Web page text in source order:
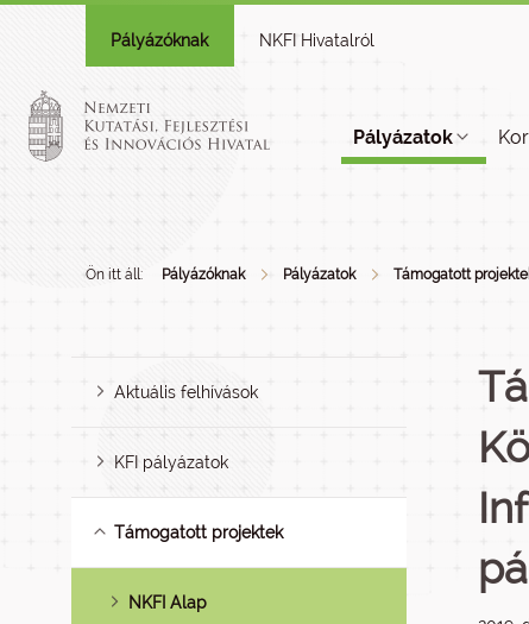
Pályázóknak NKFI Hivatalról
Pályázatok
Ön itt áll: Pályázóknak Pályázatok Támogatott
Aktuális felhívások
KFI pályázatok
Támogatott projektek
NKFI Alap